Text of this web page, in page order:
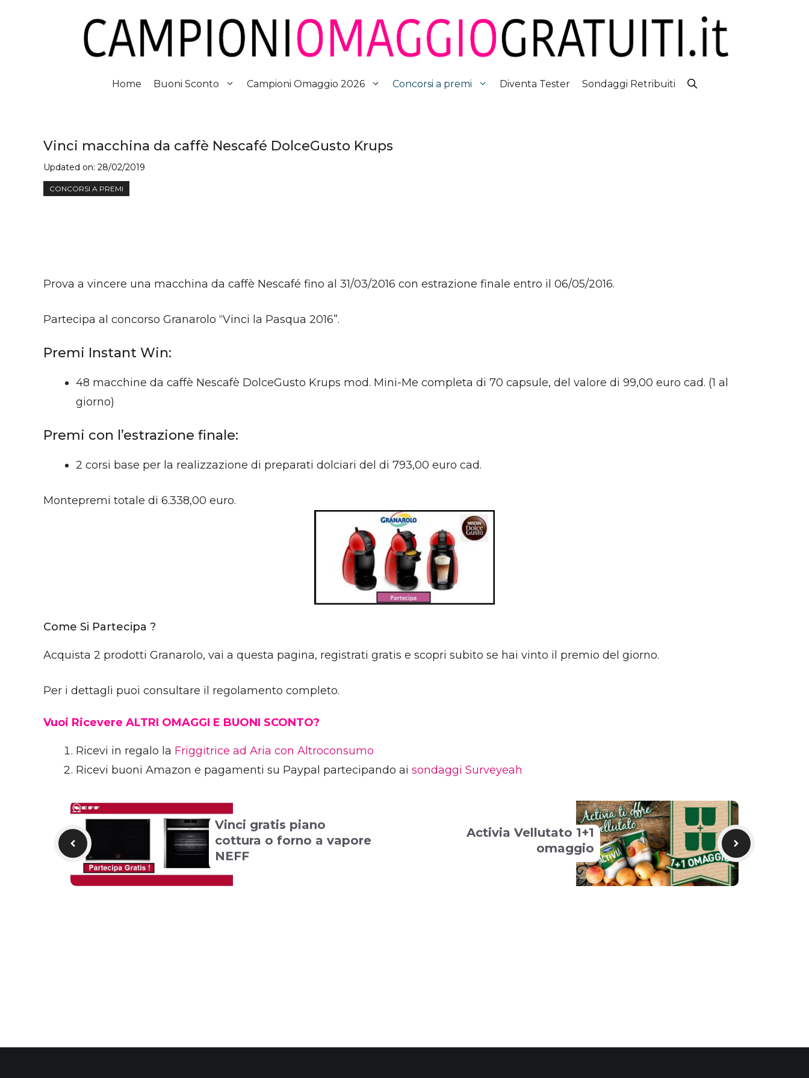
Home Buoni Sconto Campioni Omaggio 2026 Concorsi a premi Diventa Tester Sondaggi Retribuiti
Vinci macchina da caffè Nescafé DolceGusto Krups
Updated on: 28/02/2019
CONCORSI A PREMI
Prova a vincere una macchina da caffè Nescafé fino al 31/03/2016 con estrazione finale entro il 06/05/2016.
Partecipa al concorso Granarolo “Vinci la Pasqua 2016”.
Premi Instant Win:
48 macchine da caffè Nescafè DolceGusto Krups mod. Mini-Me completa di 70 capsule, del valore di 99,00 euro cad. (1 al
giorno)
Premi con l’estrazione finale:
2 corsi base per la realizzazione di preparati dolciari del di 793,00 euro cad.
Montepremi totale di 6.338,00 euro.
Come Si Partecipa ?
Acquista 2 prodotti Granarolo, vai a questa pagina, registrati gratis e scopri subito se hai vinto il premio del giorno.
Per i dettagli puoi consultare il regolamento completo.
Vuoi Ricevere ALTRI OMAGGI E BUONI SCONTO?
Ricevi in regalo la Friggitrice ad Aria con Altroconsumo
Ricevi buoni Amazon e pagamenti su Paypal partecipando ai sondaggi Surveyeah
Vinci gratis piano
cottura o forno a vapore
NEFF
Activia Vellutato 1+1
omaggio